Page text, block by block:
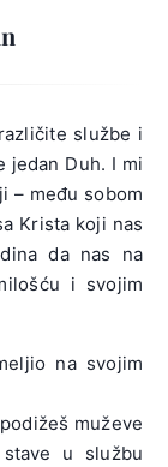
službe i
jedan Duh. I mi
– među sobom
Krista koji nas
da nas na
i svojim
na svojim
muževe
u službu